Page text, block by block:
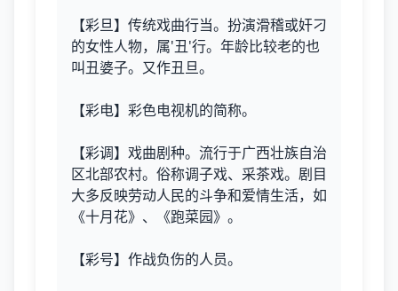
【彩旦】传统戏曲行当。扮演滑稽或奸刁
的女性人物，属'丑'行。年龄比较老的也
叫丑婆子。又作丑旦。
【彩电】彩色电视机的简称。
【彩调】戏曲剧种。流行于广西壮族自治
区北部农村。俗称调子戏、采茶戏。剧目
大多反映劳动人民的斗争和爱情生活，如
《十月花》、《跑菜园》。
【彩号】作战负伤的人员。